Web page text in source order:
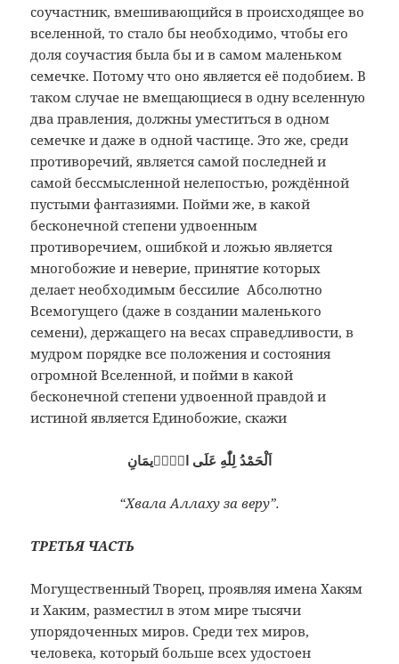
соучастник, вмешивающийся в происходящее во
вселенной, то стало бы необходимо, чтобы его
доля соучастия была бы и в самом маленьком
семечке. Потому что оно является её подобием. В
таком случае не вмещающиеся в одну вселенную
два правления, должны уместиться в одном
семечке и даже в одной частице. Это же, среди
противоречий, является самой последней и
самой бессмысленной нелепостью, рождённой
пустыми фантазиями. Пойми же, в какой
бесконечной степени удвоенным
противоречием, ошибкой и ложью является
многобожие и неверие, принятие которых
делает необходимым бессилие Абсолютно
Всемогущего (даже в создании маленького
семени), держащего на весах справедливости, в
мудром порядке все положения и состояния
огромной Вселенной, и пойми в какой
бесконечной степени удвоенной правдой и
истиной является Единобожие, скажи
اَلْحَمْدُ لِلّٰهِ عَلَى الْاٖيمَانِ
“Хвала Аллаху за веру”.
ТРЕТЬЯ ЧАСТЬ
Могущественный Творец, проявляя имена Хакям
и Хаким, разместил в этом мире тысячи
упорядоченных миров. Среди тех миров,
человека, который больше всех удостоен